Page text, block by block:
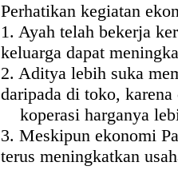
Perhatikan kegiatan
1. Ayah telah bekerja
keluarga dapat
2. Aditya lebih suka
daripada di toko, karena
koperasi harganya
3. Meskipun ekonomi
terus meningkatkan